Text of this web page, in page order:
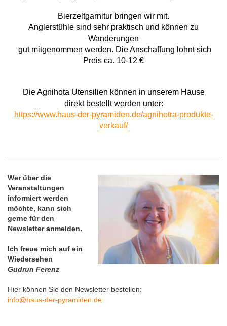
Bierzeltgarnitur bringen wir mit.
Anglerstühle sind sehr praktisch und können zu
Wanderungen
gut mitgenommen werden. Die Anschaffung lohnt sich
Preis ca. 10-12 €
Die Agnihota Utensilien können in unserem Hause
direkt bestellt werden unter:
https://www.haus-der-pyramiden.de/agnihotra-produkte-
verkauf/
Wer über die
Veranstaltungen
informiert werden
möchte, kann sich
gerne für den
Newsletter anmelden.
Ich freue mich auf ein
Wiedersehen
Gudrun Ferenz
Hier können Sie den Newsletter bestellen:
info@haus-der-pyramiden.de